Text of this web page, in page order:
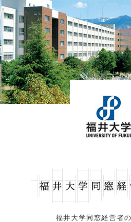
福井大学同窓経営者